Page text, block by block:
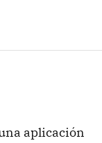
aplicación